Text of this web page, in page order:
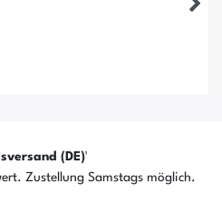
(DE)¹
Zustellung Samstags möglich.